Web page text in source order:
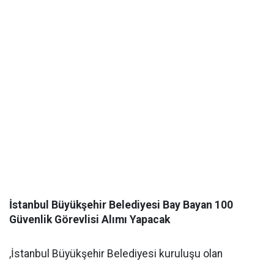
İstanbul Büyükşehir Belediyesi Bay Bayan 100
Güvenlik Görevlisi Alımı Yapacak
,İstanbul Büyükşehir Belediyesi kuruluşu olan